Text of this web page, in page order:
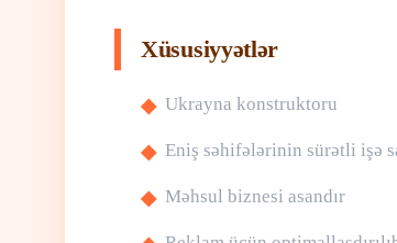
Xüsusiyyətlər
Ukrayna konstruktoru
Eniş səhifələrinin sürətli işə
Məhsul biznesi asandır